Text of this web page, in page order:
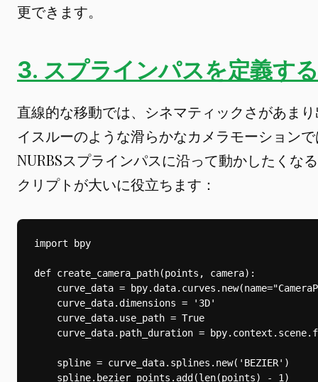
更できます。
3. スプラインパスを定義する
直線的な移動では、シネマティックさがあま
イスルーのような滑らかなカメラモーション
NURBSスプラインパスに沿って動かしたくな
クリプトが大いに役立ちます：